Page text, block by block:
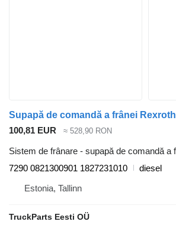
100,81 EUR ≈ 528,90 RON
Sistem de frânare - supapă de comandă a
7290 0821300901 1827231010
diesel
Estonia, Tallinn
TruckParts Eesti OÜ